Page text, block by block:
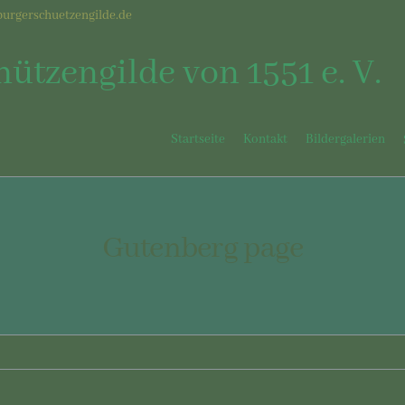
von 1551 e. V.
Startseite Kontakt Bildergalerien
Gutenberg page